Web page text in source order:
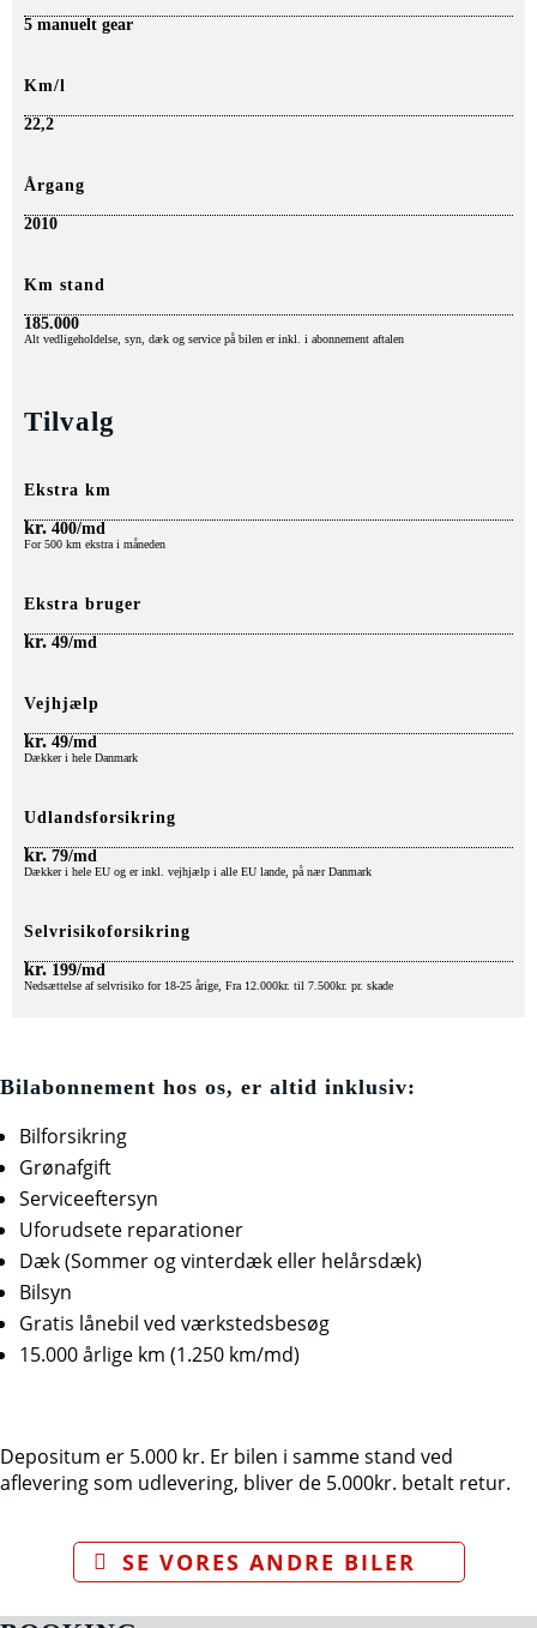
5 manuelt gear
Km/l
22,2
Årgang
2010
Km stand
185.000
Alt vedligeholdelse, syn, dæk og service på bilen er inkl. i abonnement aftalen
Tilvalg
Ekstra km
kr.400/md
For 500 km ekstra i måneden
Ekstra bruger
kr.49/md
Vejhjælp
kr.49/md
Dækker i hele Danmark
Udlandsforsikring
kr.79/md
Dækker i hele EU og er inkl. vejhjælp i alle EU lande, på nær Danmark
Selvrisikoforsikring
kr.199/md
Nedsættelse af selvrisiko for 18-25 årige, Fra 12.000kr. til 7.500kr. pr. skade
Bilabonnement hos os, er altid inklusiv:
Bilforsikring
Grønafgift
Serviceeftersyn
Uforudsete reparationer
Dæk (Sommer og vinterdæk eller helårsdæk)
Bilsyn
Gratis lånebil ved værkstedsbesøg
15.000 årlige km (1.250 km/md)
Depositum er 5.000 kr. Er bilen i samme stand ved
aflevering som udlevering, bliver de 5.000kr. betalt retur.
SE VORES ANDRE BILER